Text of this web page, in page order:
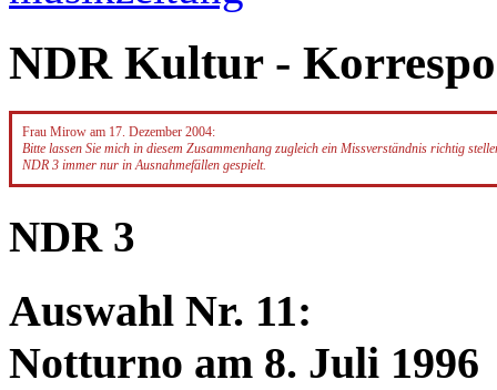
NDR Kultur -
Frau Mirow am 17. Dezember 2004:
Bitte lassen Sie mich in diesem Zusammenhang zugleich ein Missverständnis richtig
NDR 3 immer nur in Ausnahmefällen gespielt.
NDR 3
Auswahl Nr. 11:
Notturno am 8. Juli 1996